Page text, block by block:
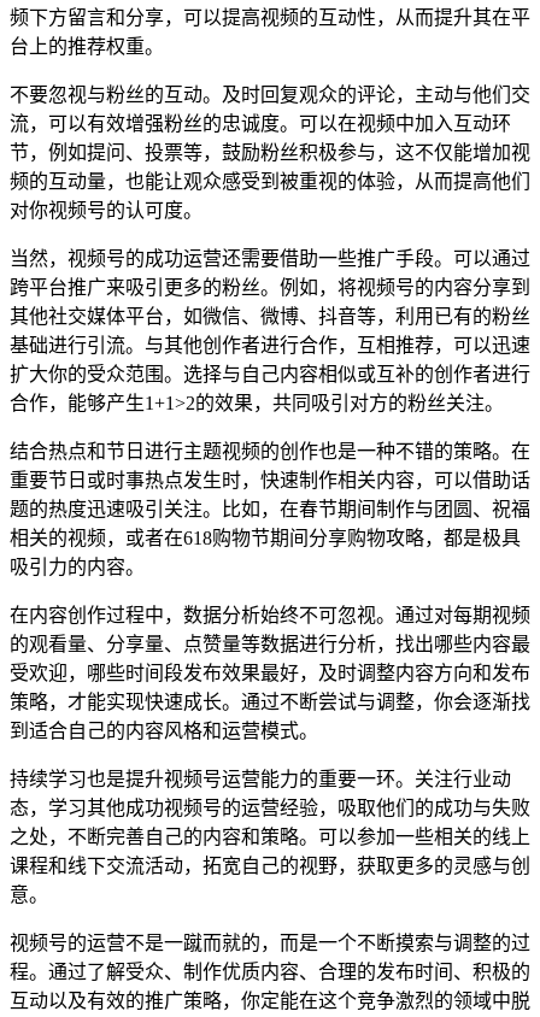
频下方留言和分享，可以提高视频的互动性，从而提升其在平
台上的推荐权重。
不要忽视与粉丝的互动。及时回复观众的评论，主动与他们交
流，可以有效增强粉丝的忠诚度。可以在视频中加入互动环
节，例如提问、投票等，鼓励粉丝积极参与，这不仅能增加视
频的互动量，也能让观众感受到被重视的体验，从而提高他们
对你视频号的认可度。
当然，视频号的成功运营还需要借助一些推广手段。可以通过
跨平台推广来吸引更多的粉丝。例如，将视频号的内容分享到
其他社交媒体平台，如微信、微博、抖音等，利用已有的粉丝
基础进行引流。与其他创作者进行合作，互相推荐，可以迅速
扩大你的受众范围。选择与自己内容相似或互补的创作者进行
合作，能够产生1+1>2的效果，共同吸引对方的粉丝关注。
结合热点和节日进行主题视频的创作也是一种不错的策略。在
重要节日或时事热点发生时，快速制作相关内容，可以借助话
题的热度迅速吸引关注。比如，在春节期间制作与团圆、祝福
相关的视频，或者在618购物节期间分享购物攻略，都是极具
吸引力的内容。
在内容创作过程中，数据分析始终不可忽视。通过对每期视频
的观看量、分享量、点赞量等数据进行分析，找出哪些内容最
受欢迎，哪些时间段发布效果最好，及时调整内容方向和发布
策略，才能实现快速成长。通过不断尝试与调整，你会逐渐找
到适合自己的内容风格和运营模式。
持续学习也是提升视频号运营能力的重要一环。关注行业动
态，学习其他成功视频号的运营经验，吸取他们的成功与失败
之处，不断完善自己的内容和策略。可以参加一些相关的线上
课程和线下交流活动，拓宽自己的视野，获取更多的灵感与创
意。
视频号的运营不是一蹴而就的，而是一个不断摸索与调整的过
程。通过了解受众、制作优质内容、合理的发布时间、积极的
互动以及有效的推广策略，你定能在这个竞争激烈的领域中脱